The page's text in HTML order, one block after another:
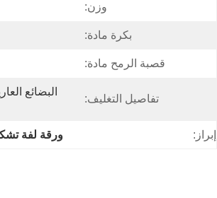
وزن:
بكرة مادة:
قصبة الرمح مادة:
تفاصيل التغليف:
إبراز: ورقة لفة